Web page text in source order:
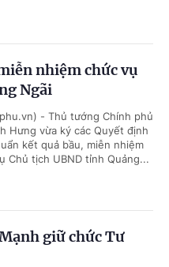
nhiệm chức vụ
Ngãi
- Thủ tướng Chính phủ
Hưng vừa ký các Quyết định
kết quả bầu, miễn nhiệm
Chủ tịch UBND tỉnh Quảng...
giữ chức Tư